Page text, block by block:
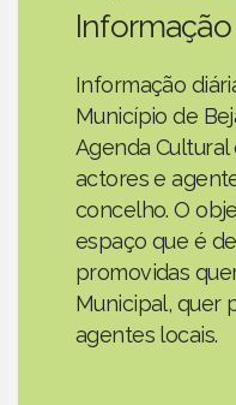
Informação
Município de
Agenda Cultural
actores e
concelho. O
espaço que é
promovidas
Municipal, quer
agentes locais.